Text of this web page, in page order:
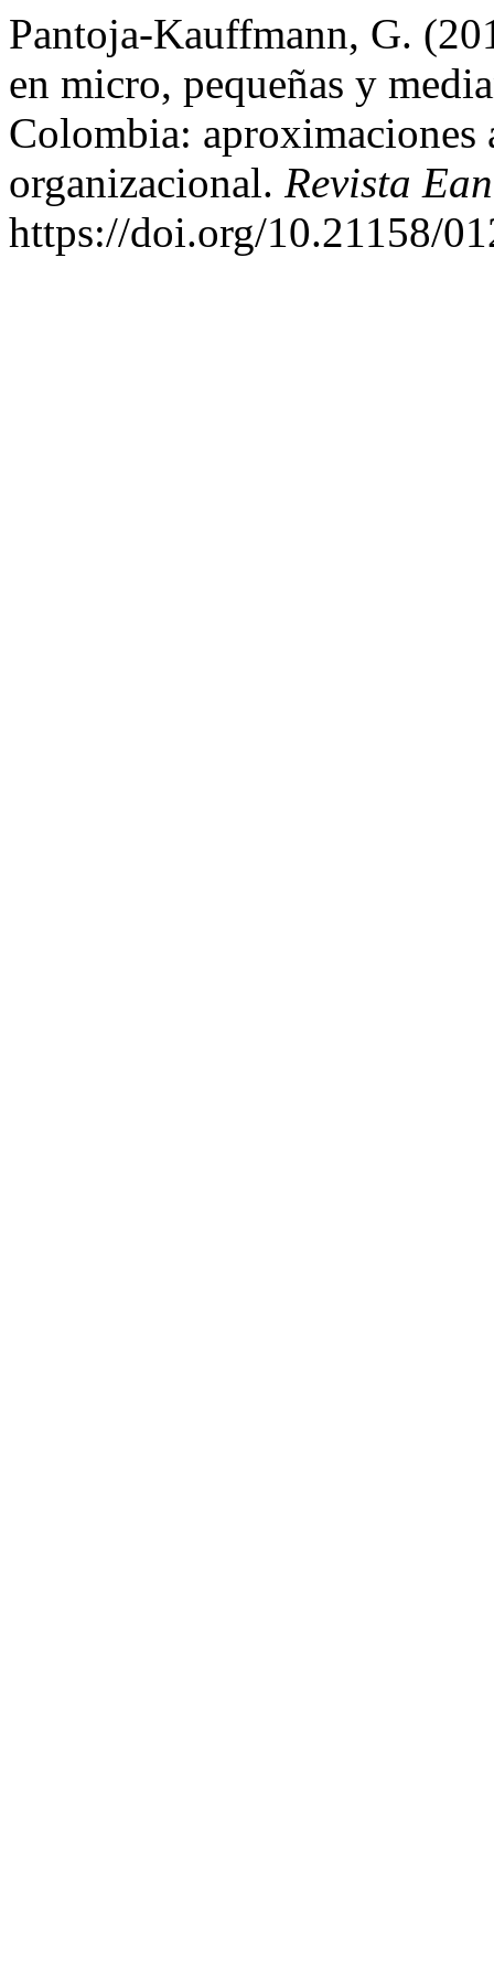
Pantoja-Kauffmann, G.
en micro, pequeñas y
Colombia: aproximaciones
organizacional. Revista Ean
https://doi.org/10.21158/